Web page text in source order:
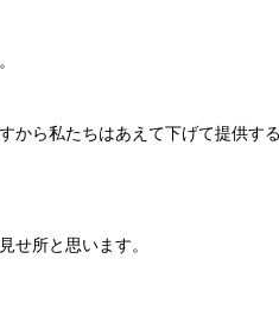
から私たちはあえて下げて提供す
せ所と思います。